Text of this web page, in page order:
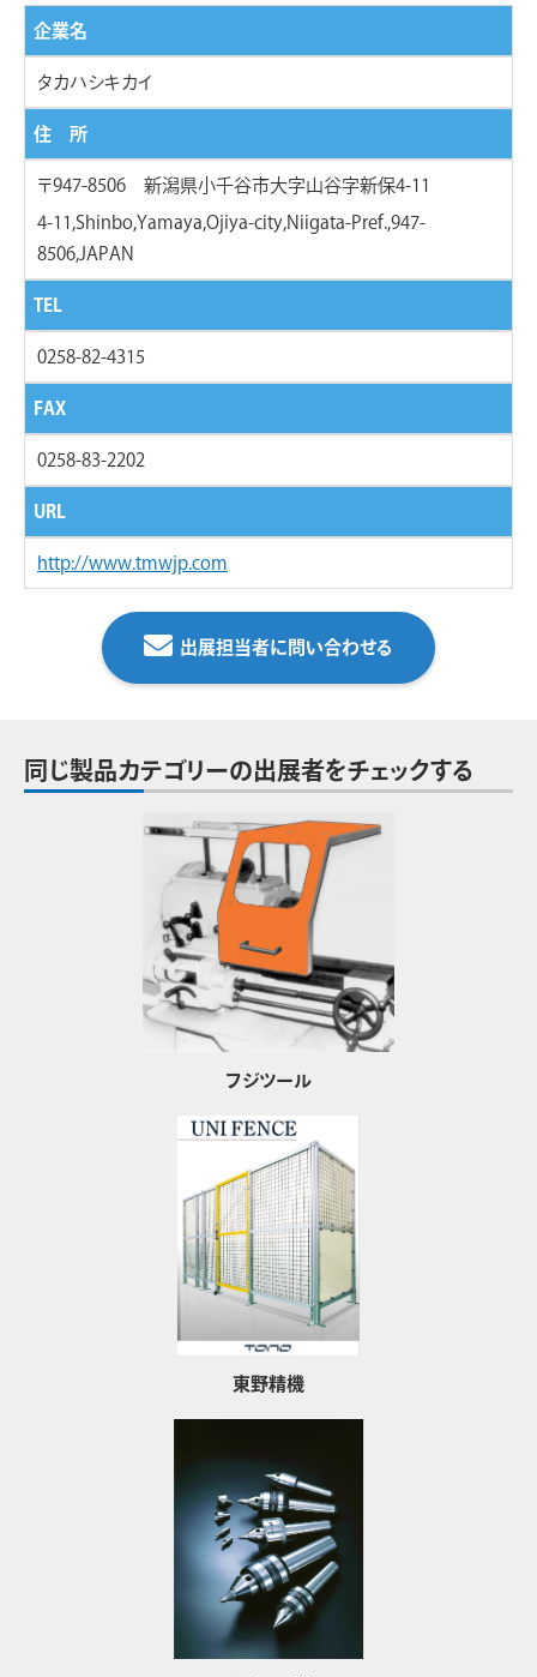
企業名
タカハシキカイ
住 所
〒947-8506 新潟県小千谷市大字山谷字新保4-11
4-11,Shinbo,Yamaya,Ojiya-city,Niigata-Pref.,947-
8506,JAPAN
TEL
0258-82-4315
FAX
0258-83-2202
URL
http://www.tmwjp.com
出展担当者に問い合わせる
同じ製品カテゴリーの出展者をチェックする
フジツール
東野精機